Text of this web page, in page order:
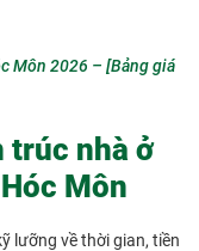
Môn 2026 – [Bảng giá
trúc nhà ở
Môn
lưỡng về thời gian, tiền